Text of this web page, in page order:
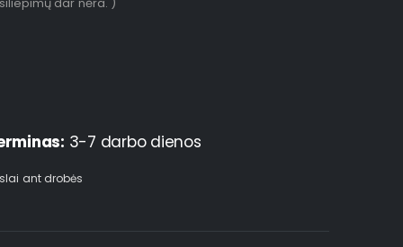
3-7 darbo dienos
ant drobės